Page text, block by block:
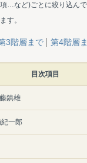
…など)ごとに絞り込んで
す。
3階層まで 第4階層
目次項目
鎮雄
一郎